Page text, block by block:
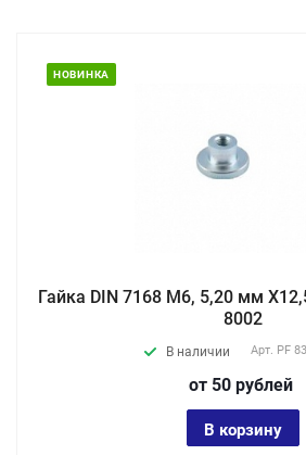
НОВИНКА
Гайка DIN 7168 М6, 5,20 мм
8002
В наличии Арт. PF
от 50 рублей
В корзину